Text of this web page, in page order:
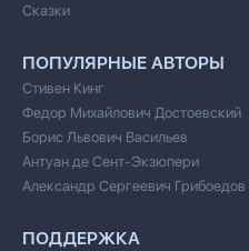
Сказки
ПОПУЛЯРНЫЕ АВТОРЫ
Стивен Кинг
Федор Михайлович Достоевский
Борис Львович Васильев
Антуан де Сент-Экзюпери
Александр Сергеевич Грибоедов
ПОДДЕРЖКА